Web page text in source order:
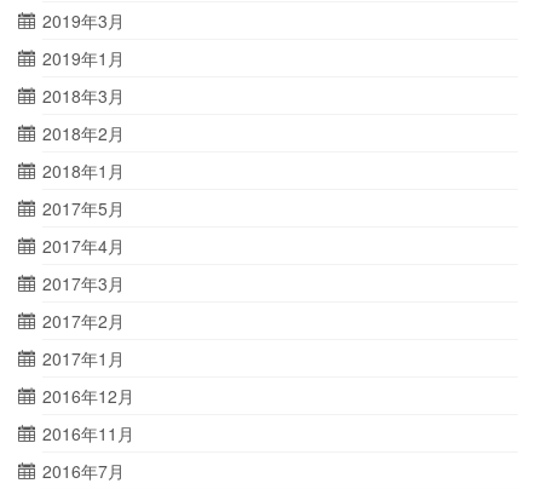
2019年3月
2019年1月
2018年3月
2018年2月
2018年1月
2017年5月
2017年4月
2017年3月
2017年2月
2017年1月
2016年12月
2016年11月
2016年7月